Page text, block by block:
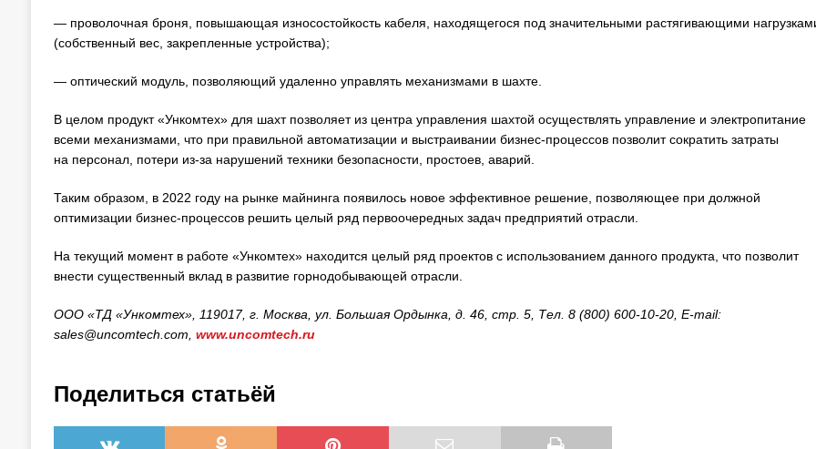
— проволочная броня, повышающая износостойкость кабеля, находящегося под значительными растягивающими
(собственный вес, закрепленные устройства);
— оптический модуль, позволяющий удаленно управлять механизмами в шахте.
В целом продукт «Ункомтех» для шахт позволяет из центра управления шахтой осуществлять управление и электропитание
всеми механизмами, что при правильной автоматизации и выстраивании бизнес-процессов позволит сократить затраты
на персонал, потери из-за нарушений техники безопасности, простоев, аварий.
Таким образом, в 2022 году на рынке майнинга появилось новое эффективное решение, позволяющее при должной
оптимизации бизнес-процессов решить целый ряд первоочередных задач предприятий отрасли.
На текущий момент в работе «Ункомтех» находится целый ряд проектов с использованием данного продукта, что позволит
внести существенный вклад в развитие горнодобывающей отрасли.
ООО «ТД «Ункомтех», 119017, г. Москва, ул. Большая Ордынка, д. 46, стр. 5, Тел. 8 (800) 600-10-20, E-mail:
sales@uncomtech.com, www.uncomtech.ru
Поделиться статьёй